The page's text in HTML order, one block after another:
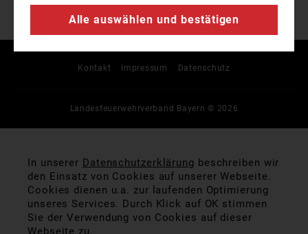
Kontakt Impressum Datenschutz
Landesfeuerwehrverband Bayern © 2026
Alle auswählen und bestätigen
In unserer Datenschutzerklärung beschreiben wir
den Einsatz von Cookies auf unserer Webseite.
Cookies dienen u.a. zur laufenden Optimierung
unseres Services. Durch Klick auf OK stimmen
Sie der Verwendung von Cookies auf dieser
Webseite zu.